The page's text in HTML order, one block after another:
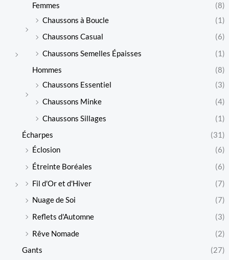
Femmes
(8)
Chaussons à Boucle
(1)
Chaussons Casual
(6)
Chaussons Semelles Épaisses
(1)
Hommes
(8)
Chaussons Essentiel
(3)
Chaussons Minke
(4)
Chaussons Sillages
(1)
Écharpes
(31)
Éclosion
(6)
Étreinte Boréales
(6)
Fil d'Or et d'Hiver
(7)
Nuage de Soi
(7)
Reflets d'Automne
(3)
Rêve Nomade
(2)
Gants
(27)